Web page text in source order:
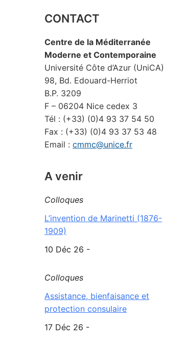
CONTACT
Centre de la Méditerranée
Moderne et Contemporaine
Université Côte d’Azur (UniCA)
98, Bd. Edouard-Herriot
B.P. 3209
F – 06204 Nice cedex 3
Tél : (+33) (0)4 93 37 54 50
Fax : (+33) (0)4 93 37 53 48
Email : cmmc@unice.fr
A venir
Colloques
L’invention de Marinetti (1876-
1909)
10 Déc 26 -
Colloques
Assistance, bienfaisance et
protection consulaire
17 Déc 26 -